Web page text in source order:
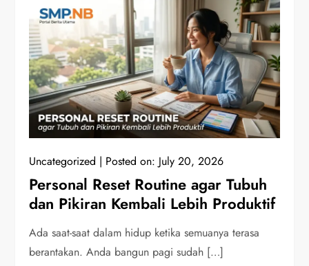
Uncategorized Posted on: July 20, 2026
Personal Reset Routine agar Tubuh
dan Pikiran Kembali Lebih Produktif
Ada saat-saat dalam hidup ketika semuanya terasa
berantakan. Anda bangun pagi sudah […]